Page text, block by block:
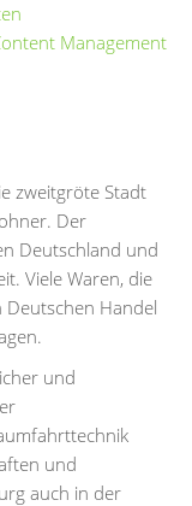
Management
zweitgröte Stadt
Der
Deutschland und
Viele Waren, die
Deutschen Handel
und
und
auch in der